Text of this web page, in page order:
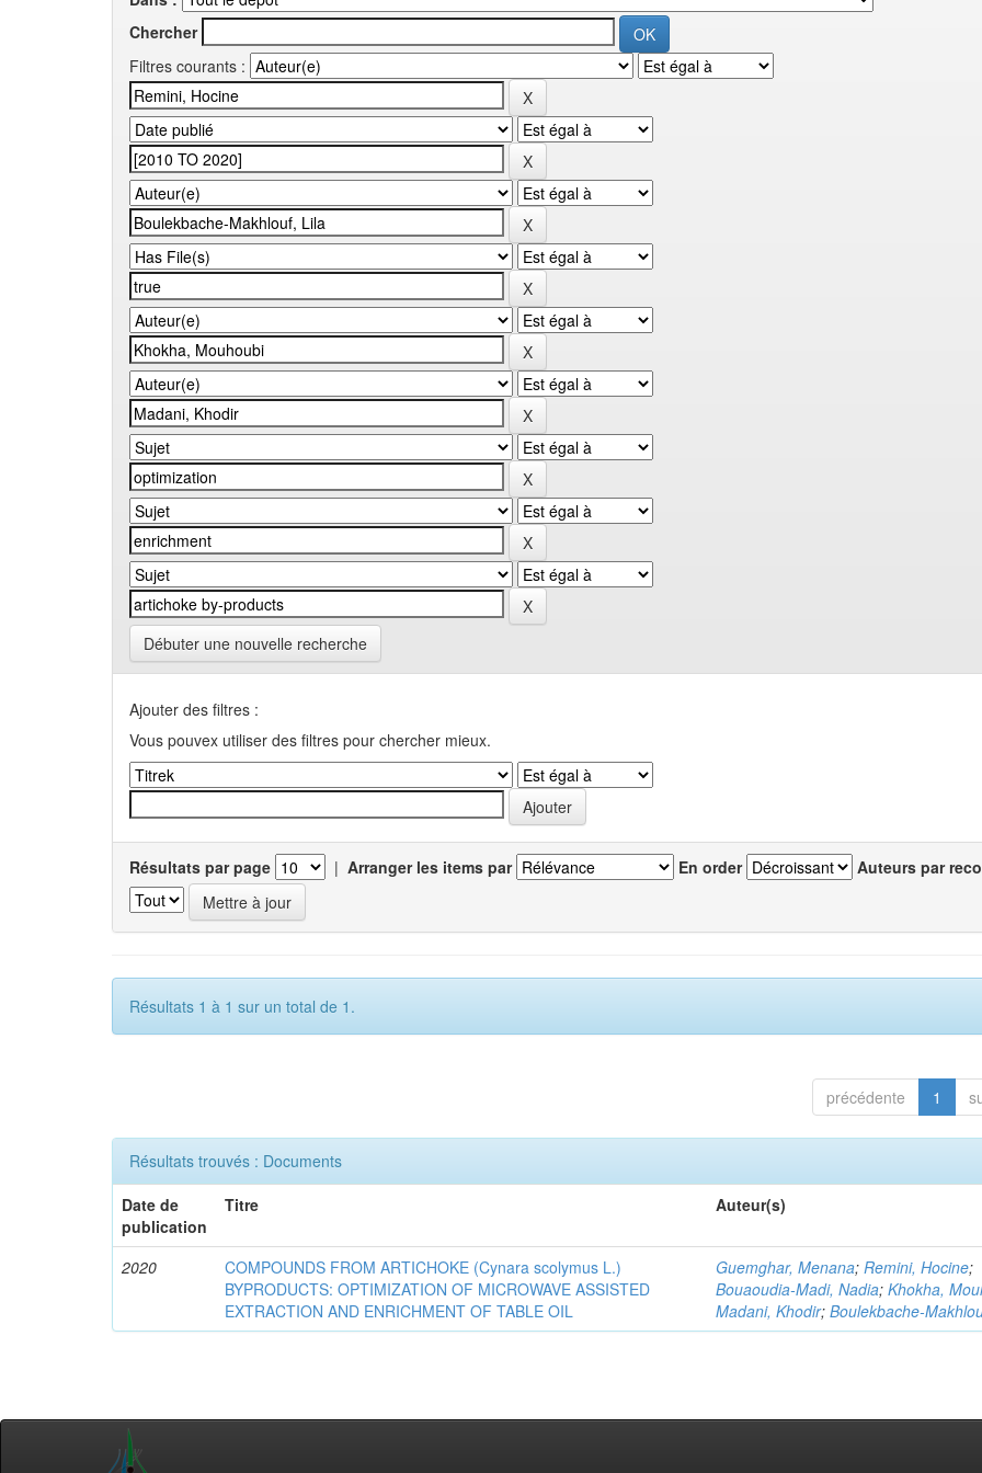
Chercher
Filtres courants :
Débuter une nouvelle recherche
Ajouter des filtres :
Vous pouvex utiliser des filtres pour chercher mieux.
Résultats par page | Arranger les items par En order Auteurs par
Résultats 1 à 1 sur un total de 1.
précédente 1
Résultats trouvés : Documents
Date de
publication
Titre Auteur(s)
2020
COMPOUNDS FROM ARTICHOKE (Cynara scolymus L.)
BYPRODUCTS: OPTIMIZATION OF MICROWAVE ASSISTED
EXTRACTION AND ENRICHMENT OF TABLE OIL
Guemghar, Menana;Remini, Hocine;
Bouaoudia-Madi, Nadia;Khokha,
Madani, Khodir;Boulekbache-